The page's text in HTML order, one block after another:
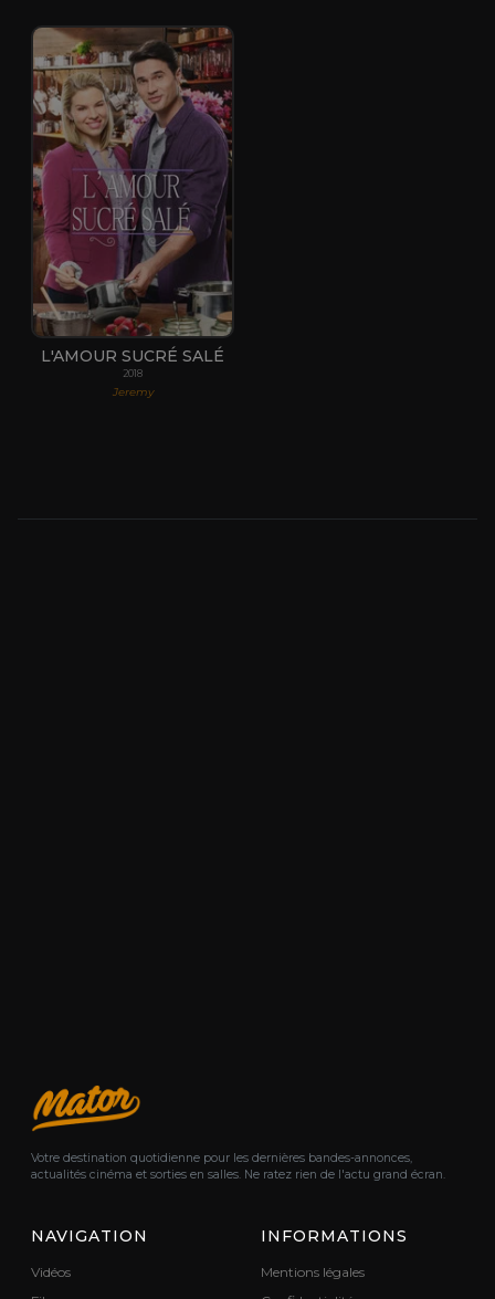
L'AMOUR SUCRÉ SALÉ
2018
Jeremy
Votre destination quotidienne pour les dernières bandes-annonces,
actualités cinéma et sorties en salles. Ne ratez rien de l'actu grand écran.
NAVIGATION
Vidéos
INFORMATIONS
Mentions légales